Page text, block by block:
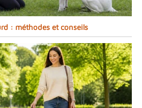
: méthodes et conseils